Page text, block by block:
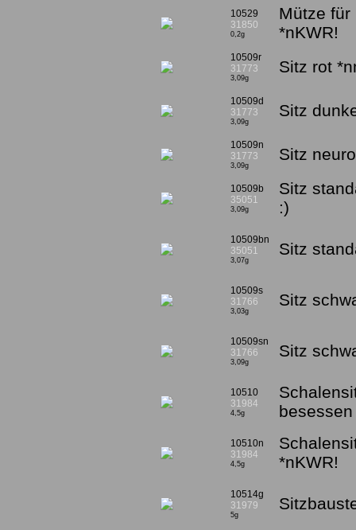
10529
31850
0,2g
Mütze für
*nKWR!
10509r
31773
3,09g
Sitz rot
10509d
31773
3,09g
Sitz
10509n
31773
3,09g
Sitz
10509b
35051
3,09g
Sitz
:)
10509bn
35051
3,07g
Sitz
10509s
31766
3,03g
Sitz
10509sn
31766
3,09g
Sitz
10510
31984
4,5g
besessen
10510n
31984
4,5g
*nKWR!
10514g
31979
5g